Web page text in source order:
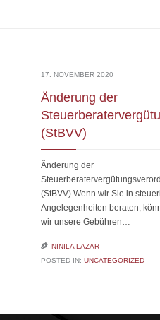
17. NOVEMBER 2020
Änderung der
(StBVV)
Änderung der
(StBVV) Wenn wir Sie in
Angelegenheiten beraten,
wir unsere Gebühren…
 NINILA LAZAR
POSTED IN: UNCATEGORIZED